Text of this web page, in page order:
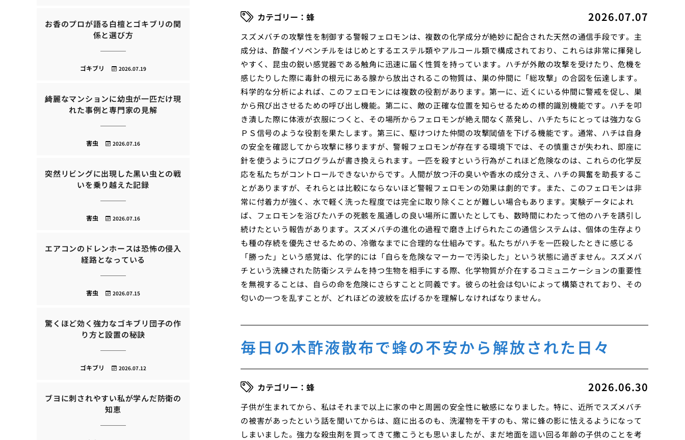
2026.07.07
蜂
スズメバチの攻撃性を制御する警報フェロモンは、複数の化学成分が絶妙に配合された天然の通信手段です。主
成分は、酢酸イソペンチルをはじめとするエステル類やアルコール類で構成されており、これらは非常に揮発し
やすく、昆虫の鋭い感覚器である触角に迅速に届く性質を持っています。ハチが外敵の攻撃を受けたり、危機を
感じたりした際に毒針の根元にある腺から放出されるこの物質は、巣の仲間に「総攻撃」の合図を伝達します。
科学的な分析によれば、このフェロモンには複数の役割があります。第一に、近くにいる仲間に警戒を促し、巣
から飛び出させるための呼び出し機能。第二に、敵の正確な位置を知らせるための標的識別機能です。ハチを叩
き潰した際に体液が衣服につくと、その場所からフェロモンが絶え間なく蒸発し、ハチたちにとっては強力なＧ
ＰＳ信号のような役割を果たします。第三に、駆けつけた仲間の攻撃閾値を下げる機能です。通常、ハチは自身
の安全を確認してから攻撃に移りますが、警報フェロモンが存在する環境下では、その慎重さが失われ、即座に
針を使うようにプログラムが書き換えられます。一匹を殺すという行為がこれほど危険なのは、これらの化学反
応を私たちがコントロールできないからです。人間が放つ汗の臭いや香水の成分さえ、ハチの興奮を助長するこ
とがありますが、それらとは比較にならないほど警報フェロモンの効果は劇的です。また、このフェロモンは非
常に付着力が強く、水で軽く洗った程度では完全に取り除くことが難しい場合もあります。実験データによれ
ば、フェロモンを浴びたハチの死骸を風通しの良い場所に置いたとしても、数時間にわたって他のハチを誘引し
続けたという報告があります。スズメバチの進化の過程で磨き上げられたこの通信システムは、個体の生存より
も種の存続を優先させるための、冷徹なまでに合理的な仕組みです。私たちがハチを一匹殺したときに感じる
「勝った」という感覚は、化学的には「自らを危険なマーカーで汚染した」という状態に過ぎません。スズメバ
チという洗練された防衛システムを持つ生物を相手にする際、化学物質が介在するコミュニケーションの重要性
を無視することは、自らの命を危険にさらすことと同義です。彼らの社会は匂いによって構築されており、その
匂いの一つを乱すことが、どれほどの波紋を広げるかを理解しなければなりません。
毎日の木酢液散布で蜂の不安から解放された日々
2026.06.30
蜂
子供が生まれてから、私はそれまで以上に家の中と周囲の安全性に敏感になりました。特に、近所でスズメバチ
の被害があったという話を聞いてからは、庭に出るのも、洗濯物を干すのも、常に蜂の影に怯えるようになって
しまいました。強力な殺虫剤を買ってきて撒こうとも思いましたが、まだ地面を這い回る年齢の子供のことを考
お香のプロが語る白檀とゴキブリの関
係と選び方
2026.07.19
ゴキブリ
綺麗なマンションに幼虫が一匹だけ現
れた事例と専門家の見解
2026.07.16
害虫
突然リビングに出現した黒い虫との戦
いを乗り越えた記録
2026.07.16
害虫
エアコンのドレンホースは恐怖の侵入
経路となっている
2026.07.15
害虫
驚くほど効く強力なゴキブリ団子の作
り方と設置の秘訣
2026.07.12
ゴキブリ
ブヨに刺されやすい私が学んだ防衛の
知恵